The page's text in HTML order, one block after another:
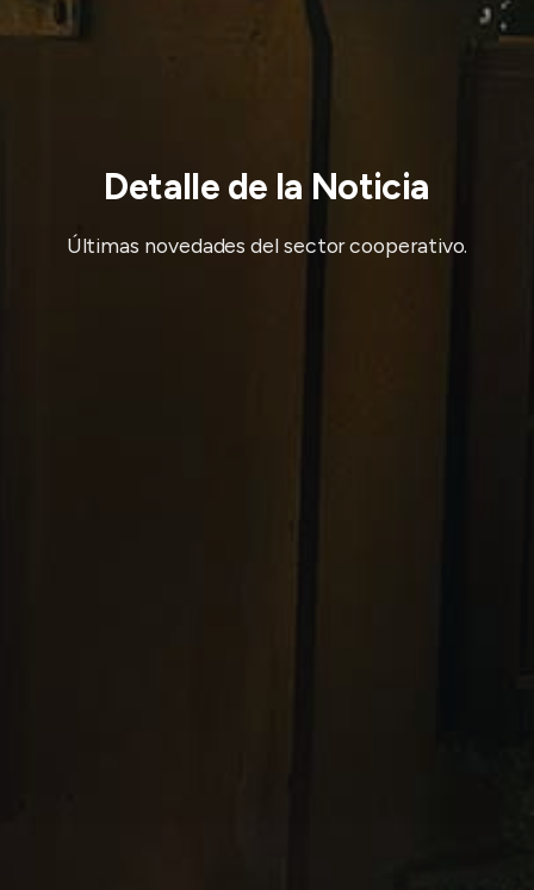
Detalle de la Noticia
Últimas novedades del sector cooperativo.